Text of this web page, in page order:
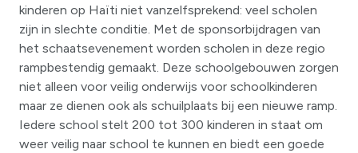
kinderen op Haïti niet vanzelfsprekend: veel scholen
zijn in slechte conditie. Met de sponsorbijdragen van
het schaatsevenement worden scholen in deze regio
rampbestendig gemaakt. Deze schoolgebouwen zorgen
niet alleen voor veilig onderwijs voor schoolkinderen
maar ze dienen ook als schuilplaats bij een nieuwe ramp.
Iedere school stelt 200 tot 300 kinderen in staat om
weer veilig naar school te kunnen en biedt een goede